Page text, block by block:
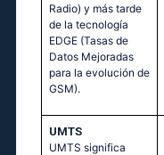
Radio) y más tarde
de la tecnología
EDGE (Tasas de
Datos Mejoradas
para la evolución de
GSM).
UMTS
UMTS significa